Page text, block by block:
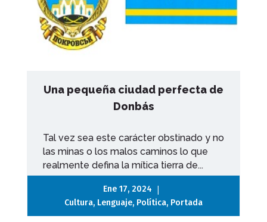
Una pequeña ciudad perfecta de
Donbás
Tal vez sea este carácter obstinado y no
las minas o los malos caminos lo que
realmente defina la mítica tierra de...
Ene 17, 2024 |
Cultura, Lenguaje, Política, Portada